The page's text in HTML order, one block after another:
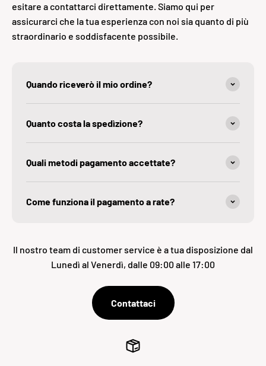
esitare a contattarci direttamente. Siamo qui per
assicurarci che la tua esperienza con noi sia quanto di più
straordinario e soddisfacente possibile.
Quando riceverò il mio ordine?
Quanto costa la spedìzione?
Quali metodi pagamento accettate?
Come funziona il pagamento a rate?
Il nostro team di customer service è a tua disposizione dal
Lunedì al Venerdì, dalle 09:00 alle 17:00
Contattaci